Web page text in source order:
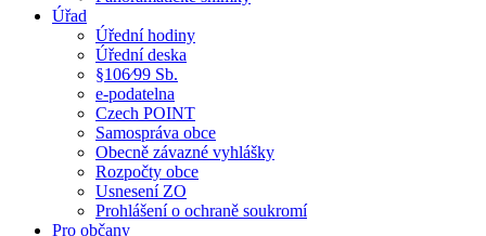
Úřad
Úřední hodiny
Úřední deska
§106⁄99 Sb.
e-podatelna
Czech POINT
Samospráva obce
Obecně závazné vyhlášky
Rozpočty obce
Usnesení ZO
Prohlášení o ochraně soukromí
Pro občany